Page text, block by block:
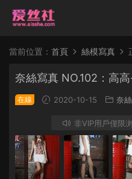
當前位置： 首頁 絲模寫真
奈絲寫真 NO.102：高
在線 2020-10-15 奈
非VIP用戶僅限